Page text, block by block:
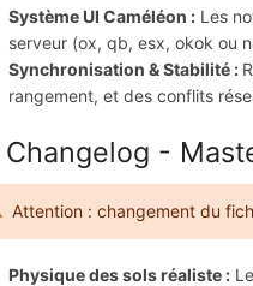
Système UI Caméléon : Les
serveur (ox, qb, esx, okok ou
Synchronisation & Stabilité :
rangement, et des conflits
Changelog -
Attention : changement du
Physique des sols réaliste :